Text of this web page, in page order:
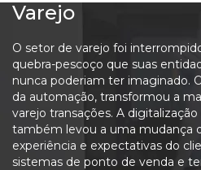
Varejo
O setor de varejo foi
quebra-pescoço que suas
nunca poderiam ter imaginado.
da automação, transformou a
varejo transações. A
também levou a uma mudança
experiência e expectativas do
sistemas de ponto de venda e